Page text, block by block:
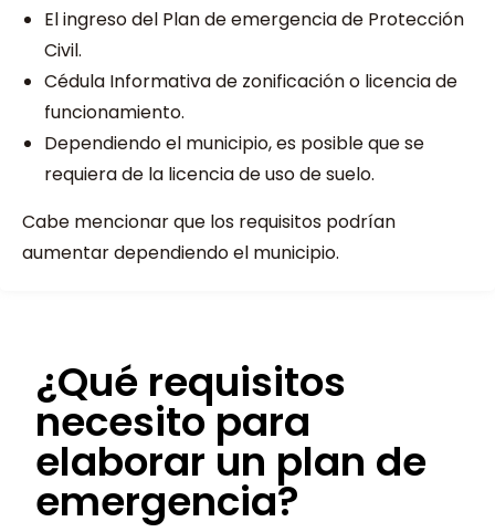
El ingreso del Plan de emergencia de Protección
Civil.
Cédula Informativa de zonificación o licencia de
funcionamiento.
Dependiendo el municipio, es posible que se
requiera de la licencia de uso de suelo.
Cabe mencionar que los requisitos podrían
aumentar dependiendo el municipio.
¿Qué requisitos
necesito para
elaborar un plan de
emergencia?